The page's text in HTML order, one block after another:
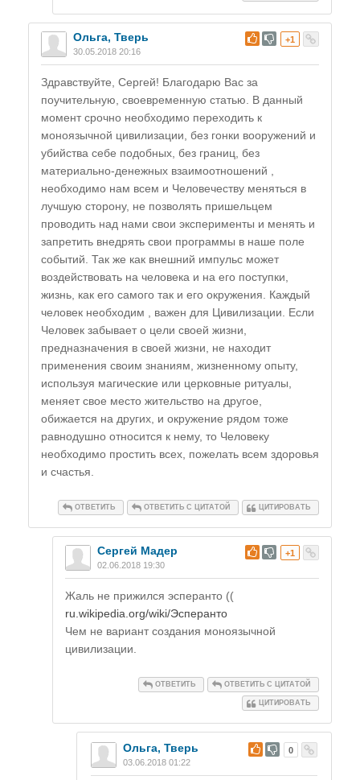
# +1
Ольга, Тверь
30.05.2018 20:16
Здравствуйте, Сергей! Благодарю Вас за
поучительную, своевременную статью. В данный
момент срочно необходимо переходить к
моноязычной цивилизации, без гонки вооружений и
убийства себе подобных, без границ, без
материально-денежных взаимоотношений ,
необходимо нам всем и Человечеству меняться в
лучшую сторону, не позволять пришельцем
проводить над нами свои эксперименты и менять и
запретить внедрять свои программы в наше поле
событий. Так же как внешний импульс может
воздействовать на человека и на его поступки,
жизнь, как его самого так и его окружения. Каждый
человек необходим , важен для Цивилизации. Если
Человек забывает о цели своей жизни,
предназначения в своей жизни, не находит
применения своим знаниям, жизненному опыту,
используя магические или церковные ритуалы,
меняет свое место жительство на другое,
обижается на других, и окружение рядом тоже
равнодушно относится к нему, то Человеку
необходимо простить всех, пожелать всем здоровья
и счастья.
ОТВЕТИТЬ ОТВЕТИТЬ С ЦИТАТОЙ ЦИТИРОВАТЬ
# +1
Сергей Мадер
02.06.2018 19:30
Жаль не прижился эсперанто ((
ru.wikipedia.org/wiki/Эсперанто
Чем не вариант создания моноязычной
цивилизации.
ОТВЕТИТЬ ОТВЕТИТЬ С ЦИТАТОЙ
ЦИТИРОВАТЬ
# 0
Ольга, Тверь
03.06.2018 01:22